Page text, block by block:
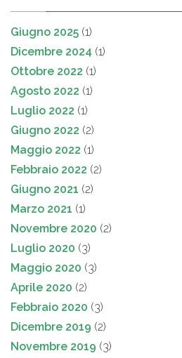
Giugno 2025 (1)
Dicembre 2024 (1)
Ottobre 2022 (1)
Agosto 2022 (1)
Luglio 2022 (1)
Giugno 2022 (2)
Maggio 2022 (1)
Febbraio 2022 (2)
Giugno 2021 (2)
Marzo 2021 (1)
Novembre 2020 (2)
Luglio 2020 (3)
Maggio 2020 (3)
Aprile 2020 (2)
Febbraio 2020 (3)
Dicembre 2019 (2)
Novembre 2019 (3)